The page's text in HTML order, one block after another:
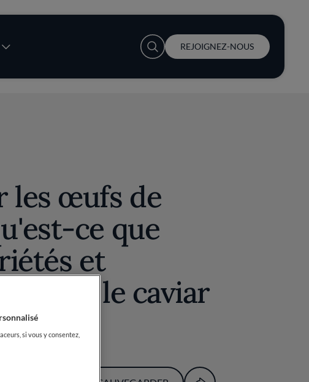
User account menu
REJOIGNEZ-NOUS
les œufs de
ce que
et
avec le caviar
si vous y consentez,